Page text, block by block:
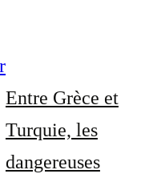
Entre Grèce et
Turquie, les
dangereuses